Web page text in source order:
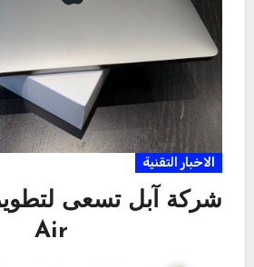
الاخبار التقنية
Air